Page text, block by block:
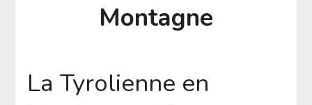
Montagne
La Tyrolienne en